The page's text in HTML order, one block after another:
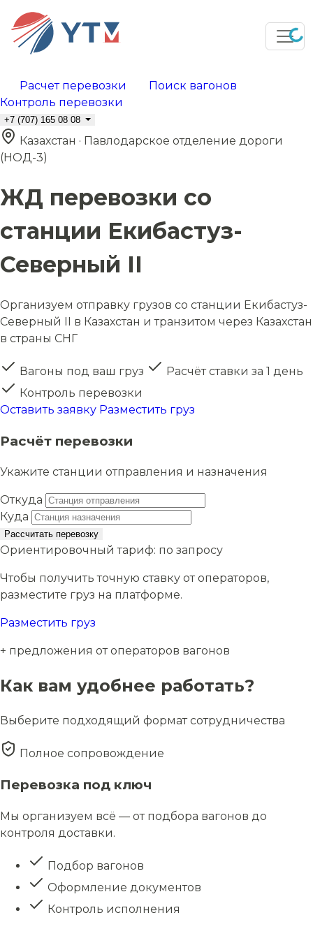
Расчет перевозки
Поиск вагонов
Контроль перевозки
+7 (707) 165 08 08
Казахстан · Павлодарское отделение дороги
(НОД-3)
ЖД перевозки со
станции Екибастуз-
Северный II
Организуем отправку грузов со станции Екибастуз-
Северный II в Казахстан и транзитом через Казахстан
в страны СНГ
Вагоны под ваш груз
Расчёт ставки за 1 день
Контроль перевозки
Оставить заявку Разместить груз
Расчёт перевозки
Укажите станции отправления и назначения
Откуда
Куда
Рассчитать перевозку
Ориентировочный тариф: по запросу
Чтобы получить точную ставку от операторов,
разместите груз на платформе.
Разместить груз
+ предложения от операторов вагонов
Как вам удобнее работать?
Выберите подходящий формат сотрудничества
Полное сопровождение
Перевозка под ключ
Мы организуем всё — от подбора вагонов до
контроля доставки.
Подбор вагонов
Оформление документов
Контроль исполнения